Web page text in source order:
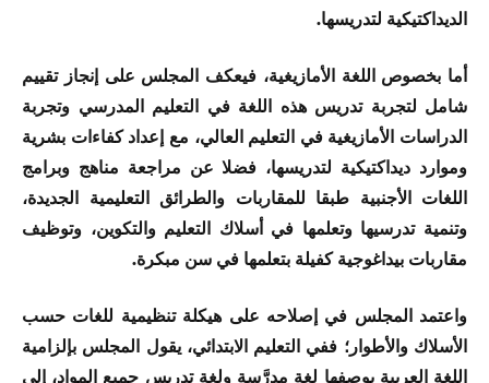
الديداكتيكية لتدريسها.
أما بخصوص اللغة الأمازيغية، فيعكف المجلس على إنجاز تقييم
شامل لتجربة تدريس هذه اللغة في التعليم المدرسي وتجربة
الدراسات الأمازيغية في التعليم العالي، مع إعداد كفاءات بشرية
وموارد ديداكتيكية لتدريسها، فضلا عن مراجعة مناهج وبرامج
اللغات الأجنبية طبقا للمقاربات والطرائق التعليمية الجديدة،
وتنمية تدرسيها وتعلمها في أسلاك التعليم والتكوين، وتوظيف
مقاربات بيداغوجية كفيلة بتعلمها في سن مبكرة.
واعتمد المجلس في إصلاحه على هيكلة تنظيمية للغات حسب
الأسلاك والأطوار؛ ففي التعليم الابتدائي، يقول المجلس بإلزامية
اللغة العربية بوصفها لغة مدرَّسة ولغة تدريس جميع المواد، إلى